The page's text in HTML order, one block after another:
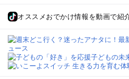
オススメおでかけ情報を動画で紹